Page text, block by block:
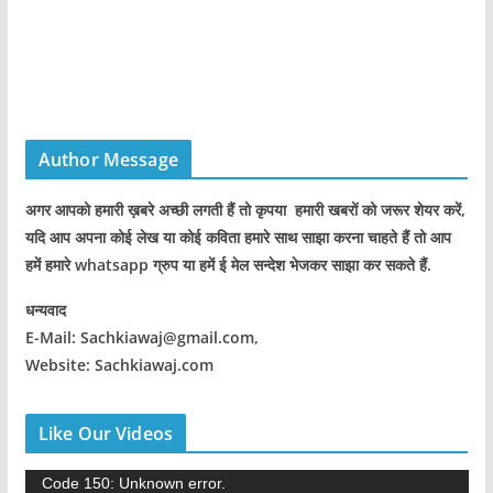
Author Message
अगर आपको हमारी ख़बरे अच्छी लगती हैं तो कृपया हमारी खबरों को जरूर शेयर करें,
यदि आप अपना कोई लेख या कोई कविता हमारे साथ साझा करना चाहते हैं तो आप
हमें हमारे whatsapp ग्रुप या हमें ई मेल सन्देश भेजकर साझा कर सकते हैं.
धन्यवाद
E-Mail: Sachkiawaj@gmail.com,
Website: Sachkiawaj.com
Like Our Videos
Code 150: Unknown error.